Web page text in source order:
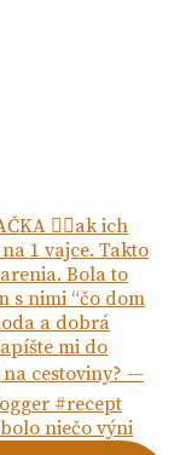
niečo výni